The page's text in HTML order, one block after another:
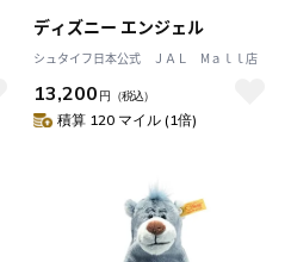
ディズニー エンジェル
シュタイフ日本公式 ＪＡＬ Mａｌｌ店
13,200 円 （税込）
積算 120 マイル (1倍)